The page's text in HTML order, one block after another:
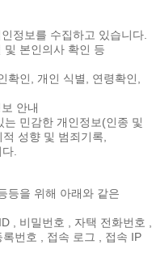
정보를 수집하고 있습니다.
및 본인의사 확인 등
확인, 개인 식별, 연령확인,
안내
민감한 개인정보(인종 및
성향 및 범죄기록,
.
등을 위해 아래와 같은
, 비밀번호 , 자택 전화번호 ,
번호 , 접속 로그 , 접속 IP